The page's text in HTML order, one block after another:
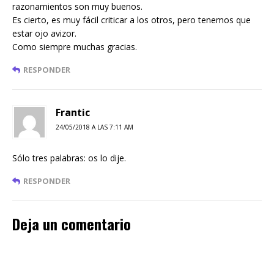
razonamientos son muy buenos.
Es cierto, es muy fácil criticar a los otros, pero tenemos que
estar ojo avizor.
Como siempre muchas gracias.
RESPONDER
Frantic
24/05/2018 A LAS 7:11 AM
Sólo tres palabras: os lo dije.
RESPONDER
Deja un comentario